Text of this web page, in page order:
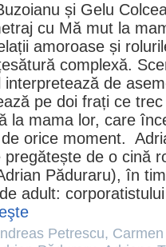
și Gelu
cu Mă mut la
amoroase și
complexă.
interpretează de
pe doi frați ce
la mama lor, care
orice moment.
de o cină
Păduraru), în
adult:
Petrescu,